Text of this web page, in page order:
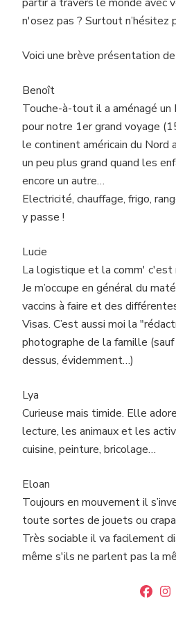
n'osez pas ? Surtout n’hésitez
Voici une brève présentation
Benoît
Touche-à-tout il a aménagé un
pour notre 1er grand voyage
le continent américain du Nord
un peu plus grand quand les
encore un autre…
Electricité, chauffage, frigo,
y passe !
Lucie
La logistique et la comm' c'est
Je m’occupe en général du
vaccins à faire et des
Visas. C’est aussi moi la
photographe de la famille
dessus, évidemment…)
Lya
Curieuse mais timide. Elle
lecture, les animaux et les
cuisine, peinture, bricolage…
Eloan
Toujours en mouvement il
toute sortes de jouets ou
Très sociable il va facilement
même s'ils ne parlent pas la